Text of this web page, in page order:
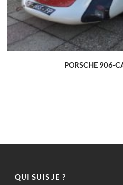
PORSCHE 906-
QUI SUIS JE ?